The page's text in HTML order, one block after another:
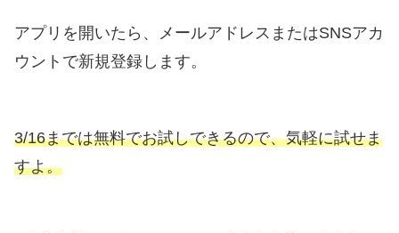
アプリを開いたら、メールアドレスまたはSNSアカ
ウントで新規登録します。
3/16までは無料でお試しできるので、気軽に試せま
すよ。